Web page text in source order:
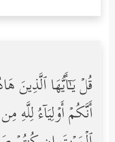
قُلۡ یَـٰۤأَیُّهَا ٱلَّذِینَ
أَنَّكُمۡ أَوۡلِیَاۤءُ لِلَّهِ